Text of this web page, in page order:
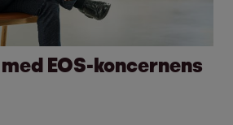
EOS-koncernens